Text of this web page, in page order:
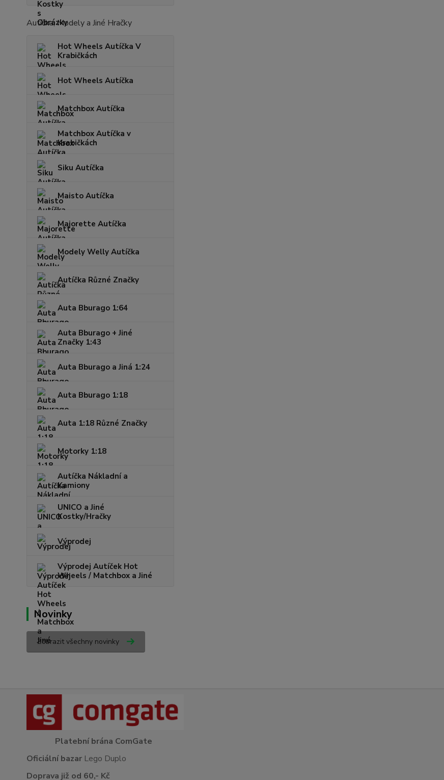
Autíčka, Modely a Jiné Hračky
Hot Wheels Autíčka V
Krabičkách
Hot Wheels Autíčka
Matchbox Autíčka
Matchbox Autíčka v
Krabičkách
Siku Autíčka
Maisto Autíčka
Majorette Autíčka
Modely Welly Autíčka
Autíčka Různé Značky
Auta Bburago 1:64
Auta Bburago + Jiné
Značky 1:43
Auta Bburago a Jiná 1:24
Auta Bburago 1:18
Auta 1:18 Různé Značky
Motorky 1:18
Autíčka Nákladní a
Kamiony
UNICO a Jiné
Kostky/Hračky
Výprodej
Výprodej Autíček Hot
Wheels / Matchbox a Jiné
Novinky
Zobrazit všechny novinky
Platební brána ComGate
Oficiální bazar Lego Duplo
Doprava již od 60,- Kč